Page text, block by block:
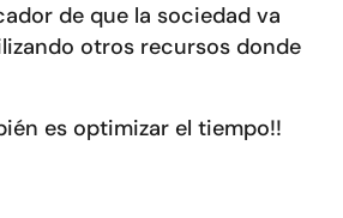
de que la sociedad va
otros recursos donde
es optimizar el tiempo!!